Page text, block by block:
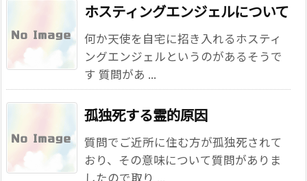
ホスティングエンジェルについて
何か天使を自宅に招き入れるホスティ
ングエンジェルというのがあるそうで
す 質問があ ...
孤独死する霊的原因
質問でご近所に住む方が孤独死されて
おり、その意味について質問がありま